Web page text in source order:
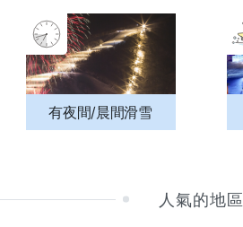
有夜間/晨間滑雪
人氣的地區